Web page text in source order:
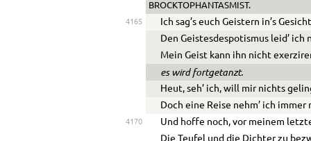
BROCKTOPHANTASMIST.
4165
Ich sag’s euch Geistern in’s
Den Geistesdespotismus leid’ ich
Mein Geist kann ihn nicht
es wird fortgetanzt.
Heut, seh’ ich, will mir nichts
Doch eine Reise nehm’ ich immer
4170
Und hoffe noch, vor meinem
Die Teufel und die Dichter zu